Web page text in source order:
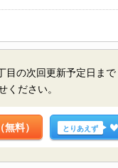
目の次回更新予定日まで
ください。
無料） とりあえず